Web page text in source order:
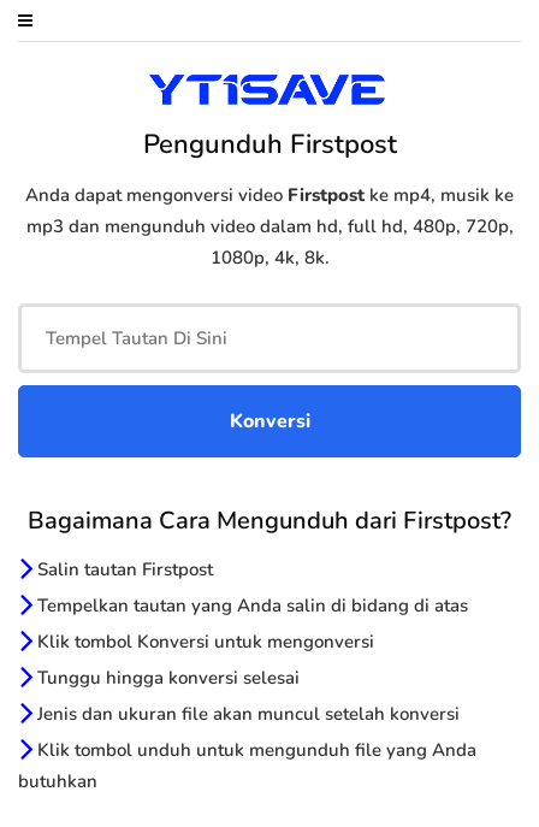
Pengunduh Firstpost
Anda dapat mengonversi video Firstpost ke mp4, musik ke
mp3 dan mengunduh video dalam hd, full hd, 480p, 720p,
1080p, 4k, 8k.
Bagaimana Cara Mengunduh dari Firstpost?
Salin tautan Firstpost
Tempelkan tautan yang Anda salin di bidang di atas
Klik tombol Konversi untuk mengonversi
Tunggu hingga konversi selesai
Jenis dan ukuran file akan muncul setelah konversi
Klik tombol unduh untuk mengunduh file yang Anda
butuhkan